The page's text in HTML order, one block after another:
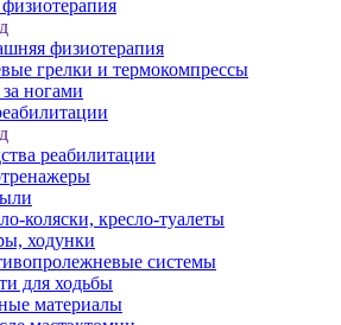
физиотерапия
грелки и термокомпрессы
ногами
реабилитации
коляски, кресло-туалеты
ходунки
системы
для ходьбы
материалы